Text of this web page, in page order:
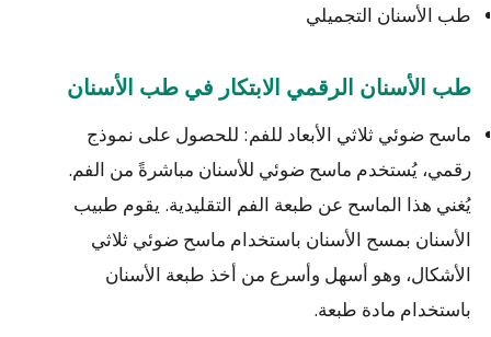
طب الأسنان التجميلي
طب الأسنان الرقمي الابتكار في طب الأسنان
ماسح ضوئي ثلاثي الأبعاد للفم: للحصول على نموذج
رقمي، يُستخدم ماسح ضوئي للأسنان مباشرةً من الفم.
يُغني هذا الماسح عن طبعة الفم التقليدية. يقوم طبيب
الأسنان بمسح الأسنان باستخدام ماسح ضوئي ثلاثي
الأشكال، وهو أسهل وأسرع من أخذ طبعة الأسنان
باستخدام مادة طبعة.